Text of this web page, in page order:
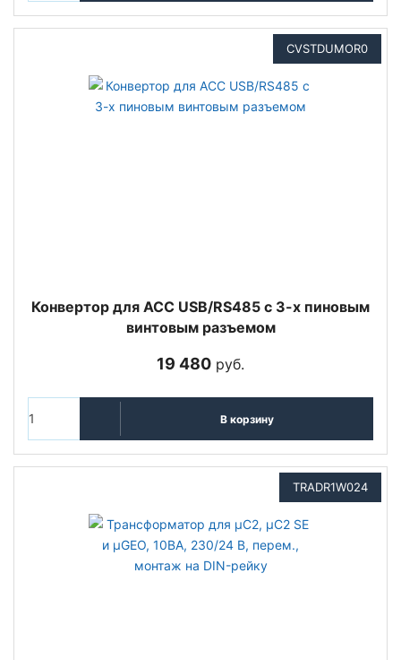
CVSTDUMOR0
Конвертор для ACC USB/RS485 с 3-х пиновым
винтовым разъемом
19 480 руб.
В корзину
TRADR1W024